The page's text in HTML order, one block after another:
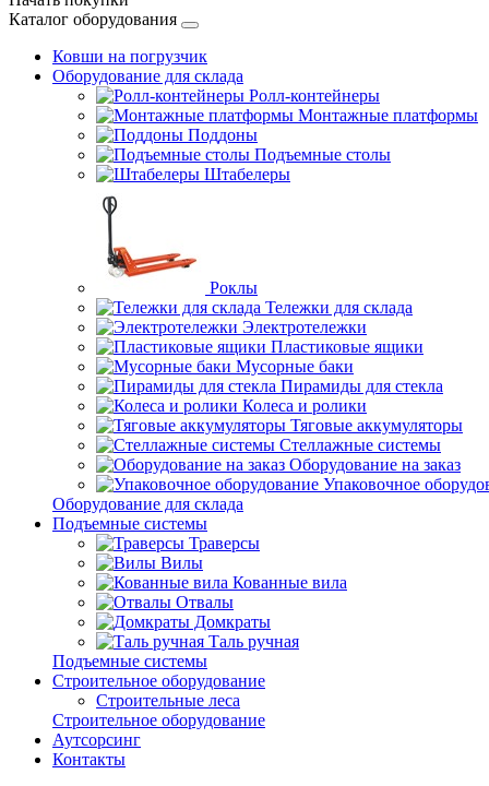
Каталог оборудования
Ковши на погрузчик
Оборудование для склада
Ролл-контейнеры
Монтажные платформы
Поддоны
Подъемные столы
Штабелеры
Роклы
Тележки для склада
Электротележки
Пластиковые ящики
Мусорные баки
Пирамиды для стекла
Колеса и ролики
Тяговые аккумуляторы
Стеллажные системы
Оборудование на заказ
Упаковочное
Оборудование для склада
Подъемные системы
Траверсы
Вилы
Кованные вила
Отвалы
Домкраты
Таль ручная
Подъемные системы
Строительное оборудование
Строительные леса
Строительное оборудование
Аутсорсинг
Контакты